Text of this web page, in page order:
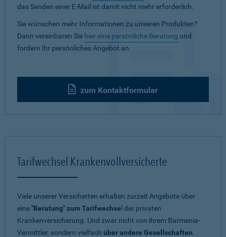
das Senden einer E-Mail ist damit nicht mehr erforderlich.
Sie wünschen mehr Informationen zu unseren Produkten?
Dann vereinbaren Sie hier eine persönliche Beratung und
fordern Ihr persönliches Angebot an.
zum Kontaktformular
Tarifwechsel Krankenvollversicherte
Viele unserer Versicherten erhalten zurzeit Angebote über
eine"Beratung" zum Tarifwechse l der privaten
Krankenversicherung. Und zwar nicht von ihrem Barmenia-
Vermittler, sondern vielfach über andere Gesellschaften.